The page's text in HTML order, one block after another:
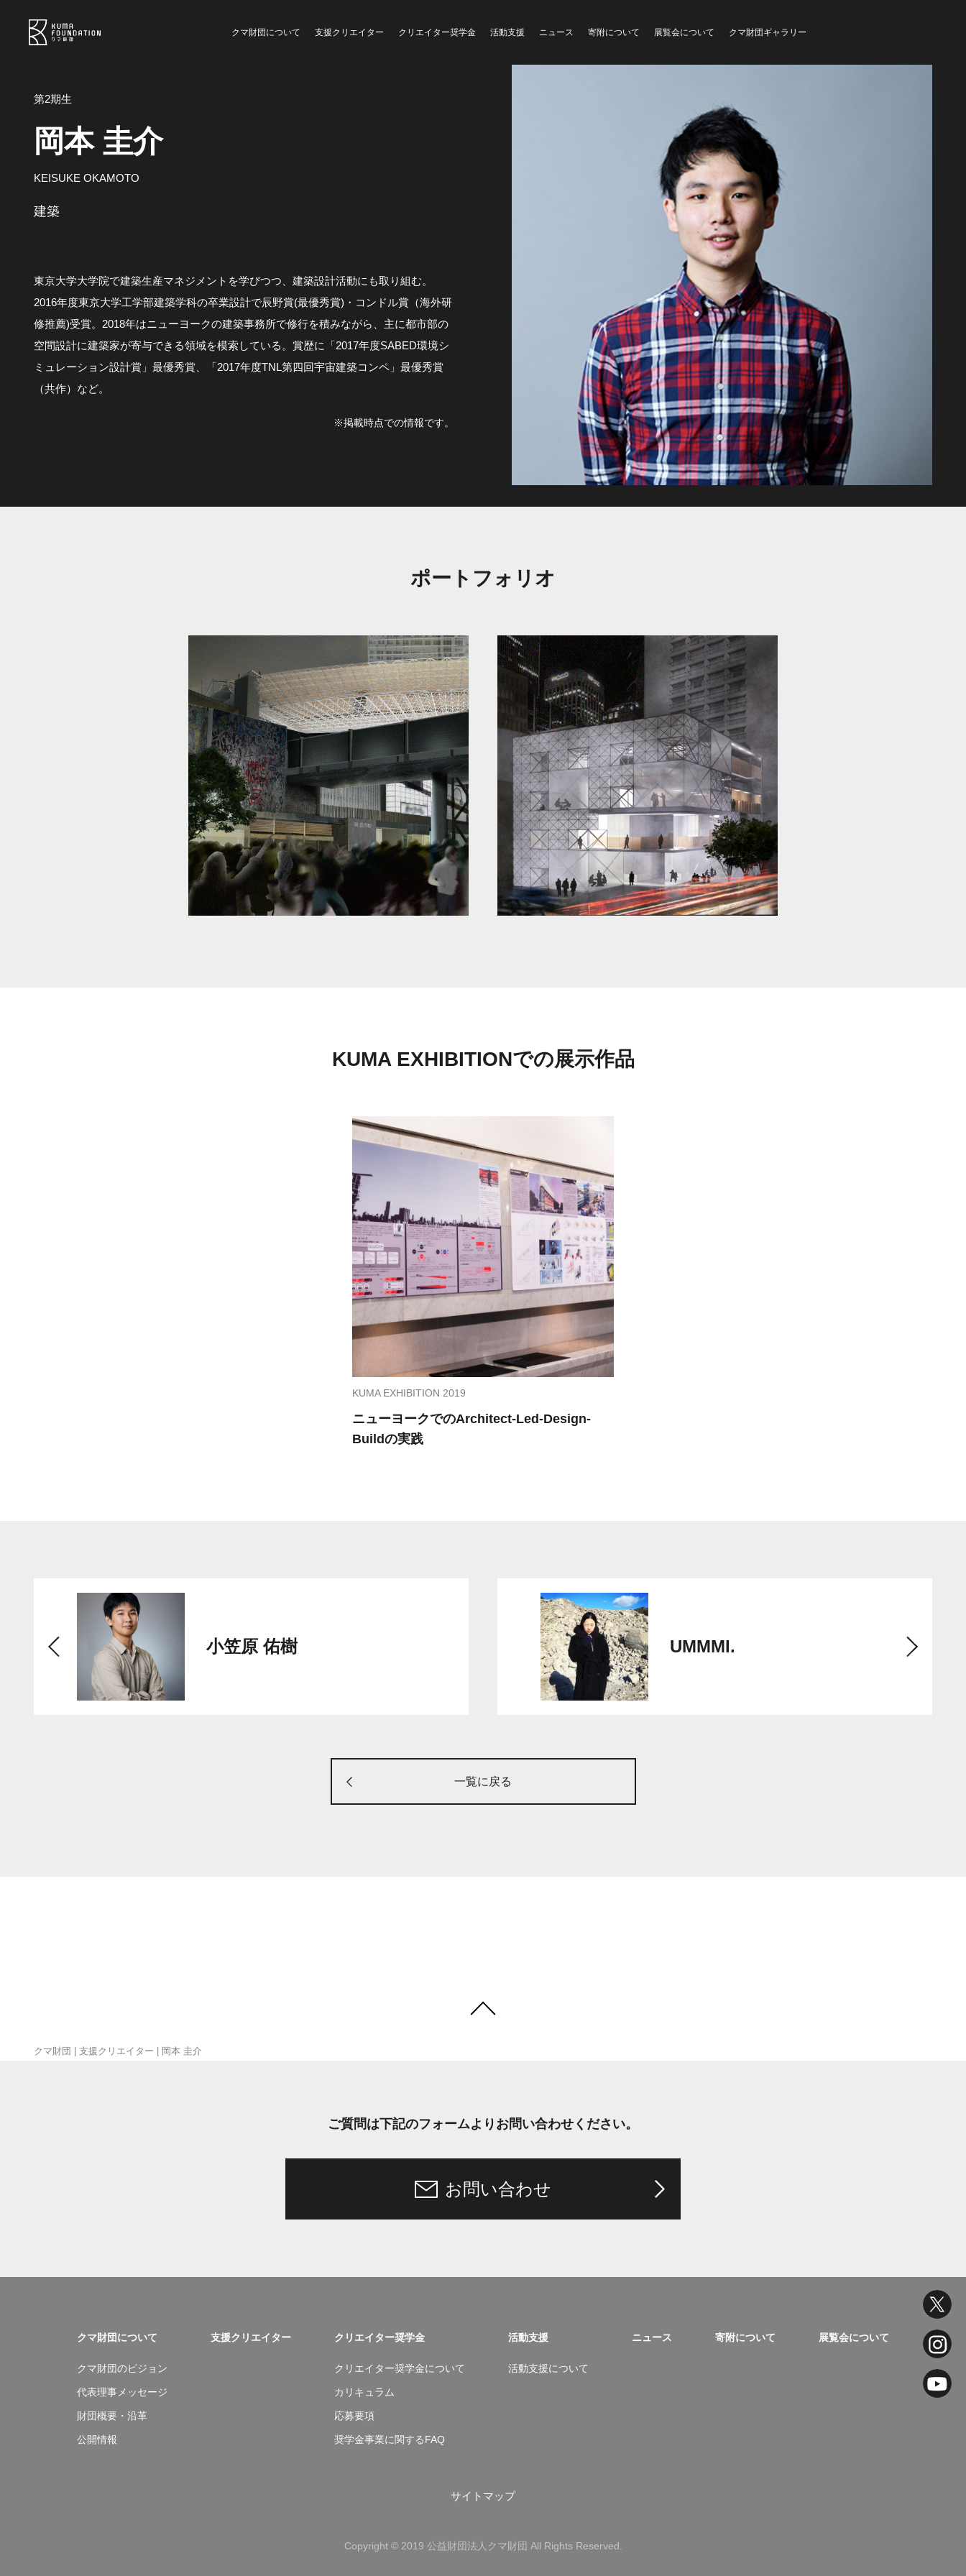
クマ財団について 支援クリエイター クリエイター奨学金 活動支援 ニュース 寄附について 展覧会について クマ財団ギャラリー
第2期生
岡本 圭介
KEISUKE OKAMOTO
建築
東京大学大学院で建築生産マネジメントを学びつつ、建築設計活動にも取り組む。
2016年度東京大学工学部建築学科の卒業設計で辰野賞(最優秀賞)・コンドル賞（海外研
修推薦)受賞。2018年はニューヨークの建築事務所で修行を積みながら、主に都市部の
空間設計に建築家が寄与できる領域を模索している。賞歴に「2017年度SABED環境シ
ミュレーション設計賞」最優秀賞、「2017年度TNL第四回宇宙建築コンペ」最優秀賞
（共作）など。
掲載時点での情報です。
ポートフォリオ
KUMA EXHIBITIONでの展示作品
KUMA EXHIBITION 2019
ニューヨークでのArchitect-Led-Design-
Buildの実践
小笠原 佑樹 UMMMI.
一覧に戻る
クマ財団 支援クリエイター 岡本 圭介
ご質問は下記のフォームより お問い合わせください。
お問い合わせ
クマ財団について
クマ財団のビジョン
代表理事メッセージ
財団概要・沿革
公開情報
支援クリエイター クリエイター奨学金
クリエイター奨学金について
カリキュラム
応募要項
奨学金事業に関するFAQ
活動支援
活動支援について
ニュース 寄附について 展覧会について
サイトマップ
Copyright © 2019 公益財団法人クマ財団 All Rights Reserved.